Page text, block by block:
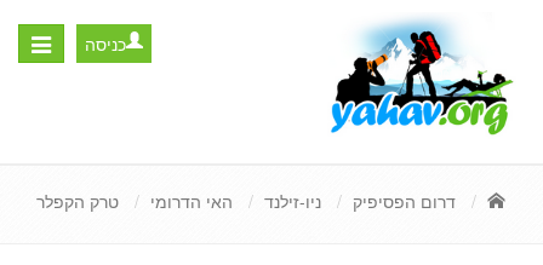
Toggle
כניסה
דרום הפסיפיק ניו-זילנד האי הדרומי טרק הקפלר